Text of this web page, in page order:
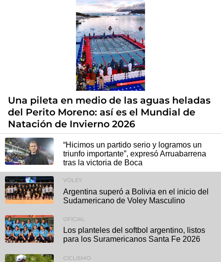
Una pileta en medio de las aguas heladas
del Perito Moreno: así es el Mundial de
Natación de Invierno 2026
“Hicimos un partido serio y logramos un
triunfo importante”, expresó Arruabarrena
tras la victoria de Boca
VOLEY
Argentina superó a Bolivia en el inicio del
Sudamericano de Voley Masculino
OFICIAL
Los planteles del softbol argentino, listos
para los Suramericanos Santa Fe 2026
CICLISMO